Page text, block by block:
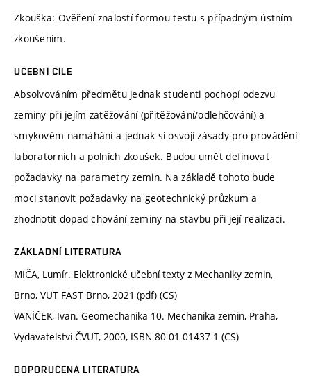
Zkouška: Ověření znalostí formou testu s případným ústním
zkoušením.
UČEBNÍ CÍLE
Absolvováním předmětu jednak studenti pochopí odezvu
zeminy při jejím zatěžování (přitěžování/odlehčování) a
smykovém namáhání a jednak si osvojí zásady pro provádění
laboratorních a polních zkoušek. Budou umět definovat
požadavky na parametry zemin. Na základě tohoto bude
moci stanovit požadavky na geotechnický průzkum a
zhodnotit dopad chování zeminy na stavbu při její realizaci.
ZÁKLADNÍ LITERATURA
MIČA, Lumír. Elektronické učební texty z Mechaniky zemin,
Brno, VUT FAST Brno, 2021 (pdf) (CS)
VANÍČEK, Ivan. Geomechanika 10. Mechanika zemin, Praha,
Vydavatelství ČVUT, 2000, ISBN 80-01-01437-1 (CS)
DOPORUČENÁ LITERATURA